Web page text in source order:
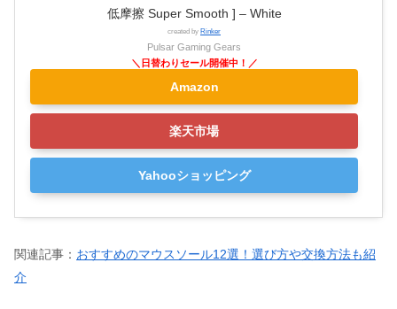
低摩擦 Super Smooth ] – White
created by Rinker
Pulsar Gaming Gears
Amazon
楽天市場
Yahooショッピング
関連記事： おすすめのマウスソール12選！選び方や交換方法も紹
介